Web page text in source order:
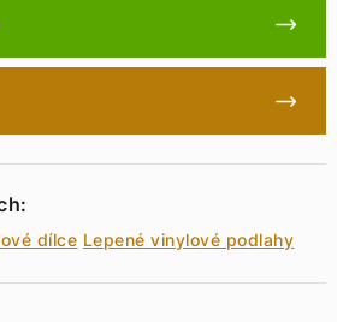
dílce Lepené vinylové podlahy